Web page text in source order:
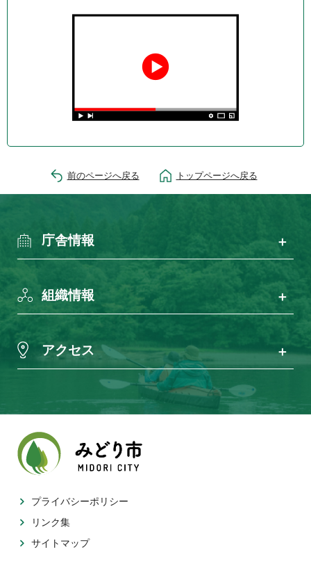
前のページへ戻る トップページへ戻る
庁舎情報
組織情報
アクセス
プライバシーポリシー
リンク集
サイトマップ